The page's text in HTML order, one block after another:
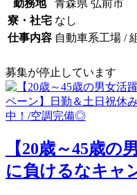
勤務地
青森県 弘前市
寮・社宅 なし
仕事内容 自動車系工場 /
募集が停止しています
【20歳～45歳の
に負けるなキャ